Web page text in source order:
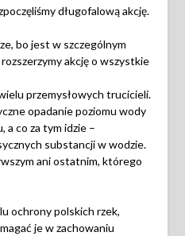
długofalową akcję.
bo jest w szczególnym
akcję o wszystkie
przemysłowych trucicieli.
opadanie poziomu wody
a co za tym idzie –
substancji w wodzie.
ani ostatnim, którego
ochrony polskich rzek,
je w zachowaniu